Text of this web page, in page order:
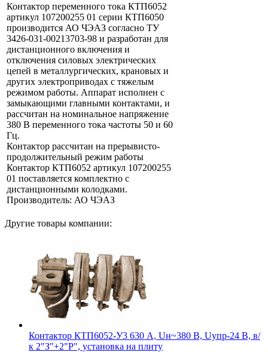
Контактор переменного тока КТП6052
артикул 107200255 01 серии КТП6050
производится АО ЧЭАЗ согласно ТУ
3426-031-00213703-98 и разработан для
дистанционного включения и
отключения силовых электрических
цепей в металлургических, крановых и
других электроприводах с тяжелым
режимом работы. Аппарат исполнен c
замыкающими главными контактами, и
рассчитан на номинальное напряжение
380 В переменного тока частоты 50 и 60
Гц.
Контактор рассчитан на прерывисто-
продолжительный режим работы
Контактор КТП6052 артикул 107200255
01 поставляется комплектно с
дистанционными колодками.
Производитель: АО ЧЭАЗ
Другие товары компании:
Контактор КТП6052-У3 630 А, Uн~380 В, Uупр-24 В, в/
к 2"З"+2"Р", установка на плиту